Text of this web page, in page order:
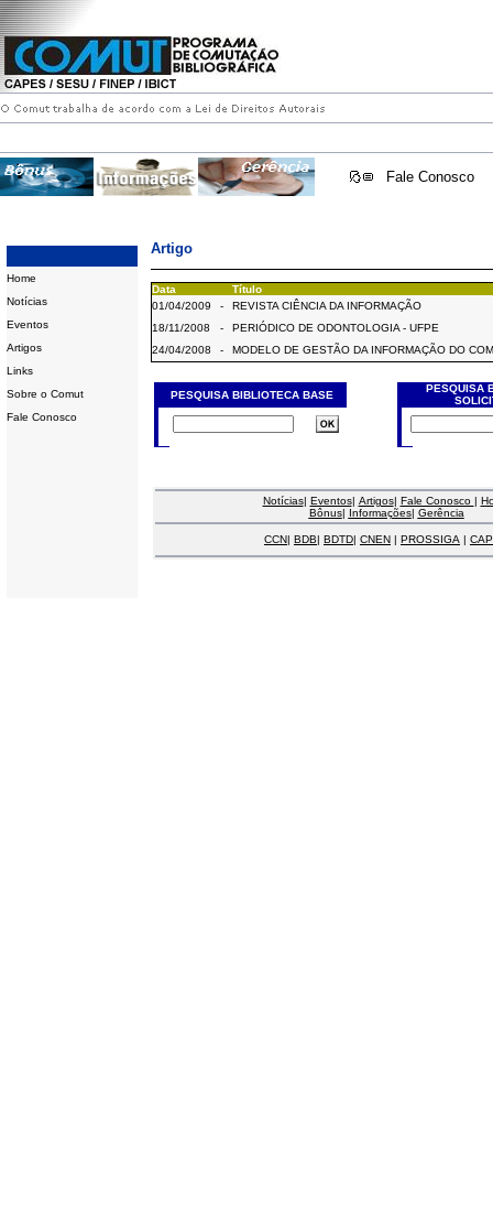
Fale Conosco
Home
Notícias
Eventos
Artigos
Links
Sobre o Comut
Fale Conosco
Artigo
Data
Título
01/04/2009
-
REVISTA CIÊNCIA DA INFORMAÇÃO
18/11/2008
-
PERIÓDICO DE ODONTOLOGIA - UFPE
24/04/2008
- MODELO DE GESTÃO DA INFORMAÇÃO DO
PESQUISA BIBLIOTECA BASE
PESQUISA
Notícias| Eventos| Artigos| Fale Conosco |
Bônus| Informações| Gerência
CCN| BDB| BDTD| CNEN | PROSSIGA |